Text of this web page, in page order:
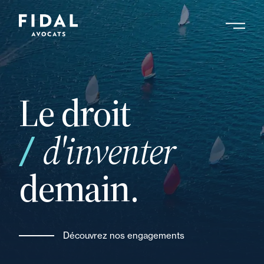
Aller
au
contenu
principalRechercher un mot clé, un professionnel ....
Le droit
d'inventer
demain.
Découvrez nos engagements
et